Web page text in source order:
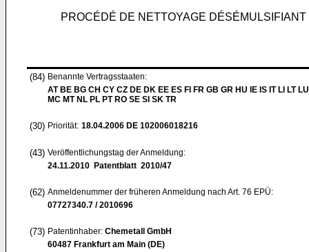
PROCÉDÉ DE NETTOYAGE
(84) Benannte Vertragsstaaten:
AT BE BG CH CY CZ DE DK EE ES FI FR GB GR HU IE IS IT LI LT
MC MT NL PL PT RO SE SI SK TR
(30) Priorität: 18.04.2006 DE 102006018216
(43) Veröffentlichungstag der Anmeldung:
24.11.2010 Patentblatt 2010/47
(62) Anmeldenummer der früheren Anmeldung nach Art. 76 EPÜ:
07727340.7 / 2010696
(73) Patentinhaber: Chemetall GmbH
60487 Frankfurt am Main (DE)